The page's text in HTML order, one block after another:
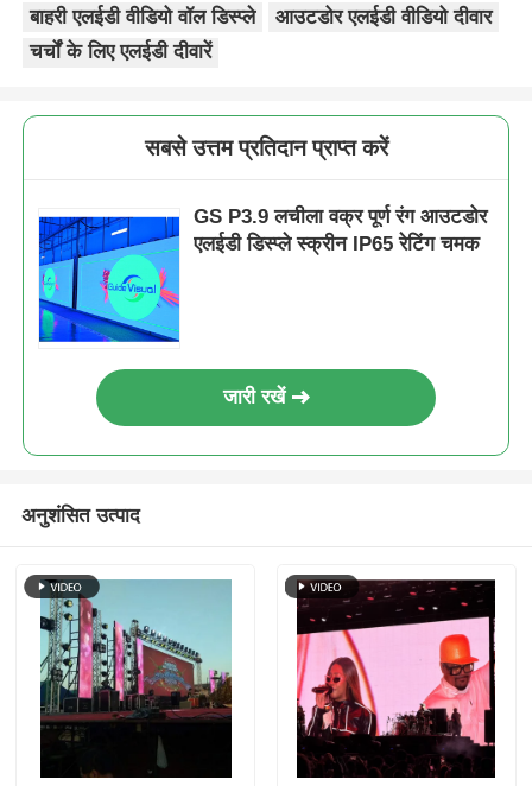
बाहरी एलईडी वीडियो वॉल डिस्प्ले
आउटडोर एलईडी वीडियो दीवार
चर्चों के लिए एलईडी दीवारें
सबसे उत्तम प्रतिदान प्राप्त करें
GS P3.9 लचीला वक्र पूर्ण रंग आउटडोर
एलईडी डिस्प्ले स्क्रीन IP65 रेटिंग चमक
जारी रखें
अनुशंसित उत्पाद